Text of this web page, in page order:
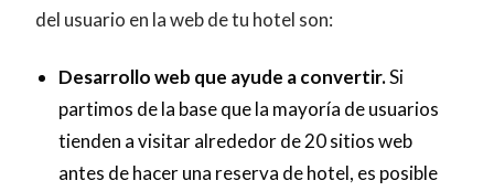
del usuario en la web de tu hotel son:
Desarrollo web que ayude a convertir.Si
partimos de la base que la mayoría de usuarios
tienden a visitar alrededor de 20 sitios web
antes de hacer una reserva de hotel, es posible